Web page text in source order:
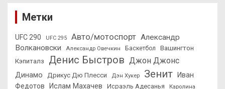
Метки
UFC 290 UFC 295 Авто/мотоспорт Александр
Волкановски
Александр Овечкин Баскетбол
Вашингтон
Кэпиталз
Денис Быстров Джон Джонс
Динамо Дрикус Дю Плесси Дэн Хукер Зенит
Иван
Федотов
Ислам Махачев Исраэль Адесанья
Каролина